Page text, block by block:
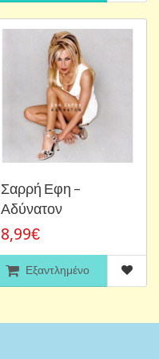
Σαρρή Εφη ‎–
Αδύνατον
8,99€
Εξαντλημένο